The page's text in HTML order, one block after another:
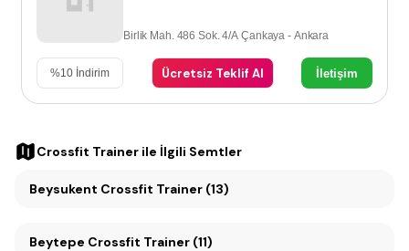
Birlik Mah. 486 Sok. 4/A Çankaya - Ankara
%10 İndirim Ücretsiz Teklif Al İletişim
Crossfit Trainer ile İlgili Semtler
Beysukent Crossfit Trainer (13)
Beytepe Crossfit Trainer (11)